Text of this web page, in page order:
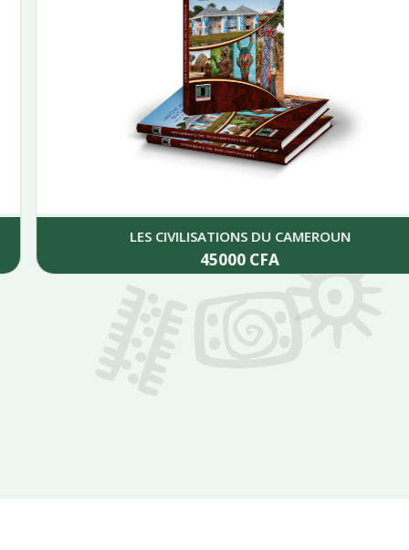
LES CIVILISATIONS DU CAMEROUN
45000CFA